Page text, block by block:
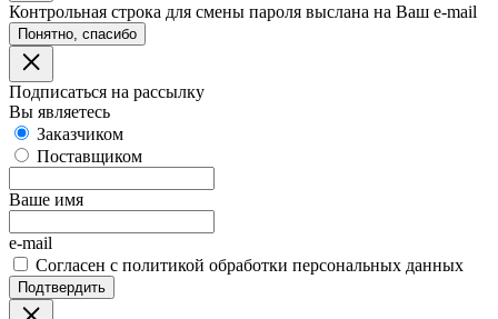
Контрольная строка для смены пароля выслана на Ваш e-mail
Понятно, спасибо
Подписаться на рассылку
Вы являетесь
Заказчиком
Поставщиком
Ваше имя
e-mail
Согласен с политикой обработки персональных данных
Подтвердить